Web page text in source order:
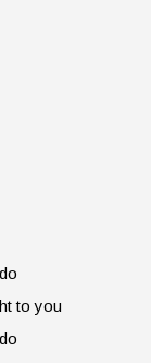
to you